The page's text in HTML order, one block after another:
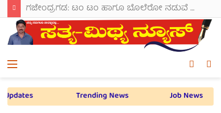
ಗಜೇಂದ್ರಗಡ: ಟಂ ಟಂ ಹಾಗೂ ಬೊಲೆರೋ ನಡುವೆ ಭೀಕರ ಡಿಕ್ಕಿ; 7-8 ಜನರಿಗೆ ಗಾಯ.
Switch
Trending News Job News